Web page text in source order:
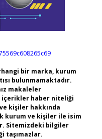
bir marka, kurum
bulunmamaktadır.
makaleler
içerikler haber niteliği
kişiler hakkında
kurum ve kişiler ile isim
Sitemizdeki bilgiler
taşımazlar.